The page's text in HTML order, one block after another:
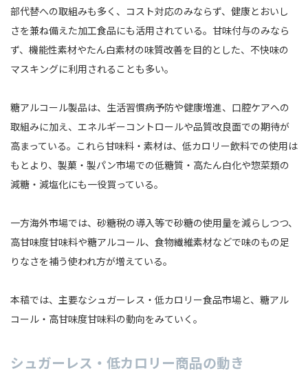
部代替への取組みも多く、コスト対応のみならず、健康とおいし
さを兼ね備えた加工食品にも活用されている。甘味付与のみなら
ず、機能性素材やたん白素材の味質改善を目的とした、不快味の
マスキングに利用されることも多い。
糖アルコール製品は、生活習慣病予防や健康増進、口腔ケアへの
取組みに加え、エネルギーコントロールや品質改良面での期待が
高まっている。これら甘味料・素材は、低カロリー飲料での使用は
もとより、製菓・製パン市場での低糖質・高たん白化や惣菜類の
減糖・減塩化にも一役買っている。
一方海外市場では、砂糖税の導入等で砂糖の使用量を減らしつつ、
高甘味度甘味料や糖アルコール、食物繊維素材などで味のもの足
りなさを補う使われ方が増えている。
本稿では、主要なシュガーレス・低カロリー食品市場と、糖アル
コール・高甘味度甘味料の動向をみていく。
シュガーレス・低カロリー商品の動き